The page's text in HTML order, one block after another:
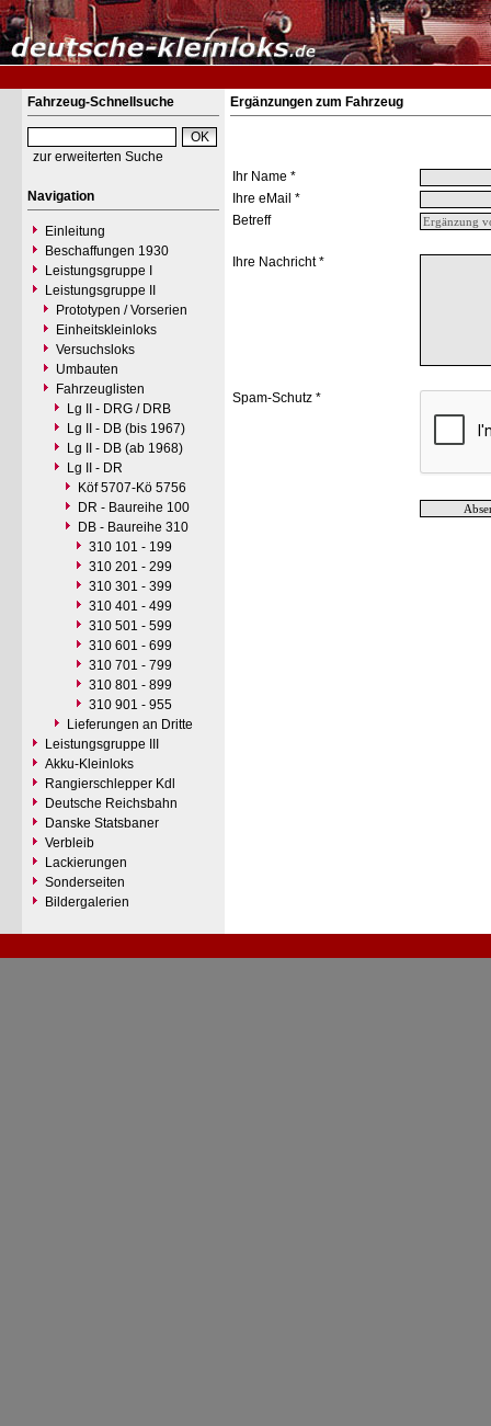
Fahrzeug-Schnellsuche
zur erweiterten Suche
Navigation
Einleitung
Beschaffungen 1930
Leistungsgruppe I
Leistungsgruppe II
Prototypen / Vorserien
Einheitskleinloks
Versuchsloks
Umbauten
Fahrzeuglisten
Lg II - DRG / DRB
Lg II - DB (bis 1967)
Lg II - DB (ab 1968)
Lg II - DR
Köf 5707-Kö 5756
DR - Baureihe 100
DB - Baureihe 310
310 101 - 199
310 201 - 299
310 301 - 399
310 401 - 499
310 501 - 599
310 601 - 699
310 701 - 799
310 801 - 899
310 901 - 955
Lieferungen an Dritte
Leistungsgruppe III
Akku-Kleinloks
Rangierschlepper Kdl
Deutsche Reichsbahn
Danske Statsbaner
Verbleib
Lackierungen
Sonderseiten
Bildergalerien
Ergänzungen zum Fahrzeug
Ihr Name *
Ihre eMail *
Betreff
Ihre Nachricht *
Spam-Schutz *